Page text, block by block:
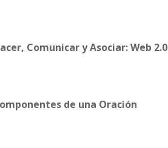
Comunicar y Asociar: Web 2.0
de una Oración